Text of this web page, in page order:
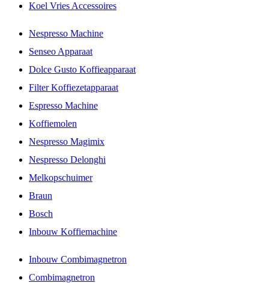
Koel Vries Accessoires
Nespresso Machine
Senseo Apparaat
Dolce Gusto Koffieapparaat
Filter Koffiezetapparaat
Espresso Machine
Koffiemolen
Nespresso Magimix
Nespresso Delonghi
Melkopschuimer
Braun
Bosch
Inbouw Koffiemachine
Inbouw Combimagnetron
Combimagnetron